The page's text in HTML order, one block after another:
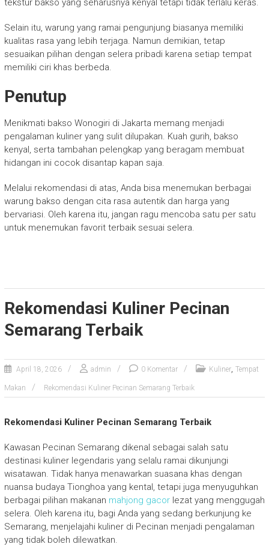
tekstur bakso yang seharusnya kenyal tetapi tidak terlalu keras.
Selain itu, warung yang ramai pengunjung biasanya memiliki
kualitas rasa yang lebih terjaga. Namun demikian, tetap
sesuaikan pilihan dengan selera pribadi karena setiap tempat
memiliki ciri khas berbeda.
Penutup
Menikmati bakso Wonogiri di Jakarta memang menjadi
pengalaman kuliner yang sulit dilupakan. Kuah gurih, bakso
kenyal, serta tambahan pelengkap yang beragam membuat
hidangan ini cocok disantap kapan saja.
Melalui rekomendasi di atas, Anda bisa menemukan berbagai
warung bakso dengan cita rasa autentik dan harga yang
bervariasi. Oleh karena itu, jangan ragu mencoba satu per satu
untuk menemukan favorit terbaik sesuai selera.
Rekomendasi Kuliner Pecinan
Semarang Terbaik
April 18, 2026 admin 0 Komentar Kuliner, Tempat
Makan Rekomendasi Kuliner Pecinan Semarang Terbaik
Rekomendasi Kuliner Pecinan Semarang Terbaik
Kawasan Pecinan Semarang dikenal sebagai salah satu
destinasi kuliner legendaris yang selalu ramai dikunjungi
wisatawan. Tidak hanya menawarkan suasana khas dengan
nuansa budaya Tionghoa yang kental, tetapi juga menyuguhkan
berbagai pilihan makanan mahjong gacorlezat yang menggugah
selera. Oleh karena itu, bagi Anda yang sedang berkunjung ke
Semarang, menjelajahi kuliner di Pecinan menjadi pengalaman
yang tidak boleh dilewatkan.